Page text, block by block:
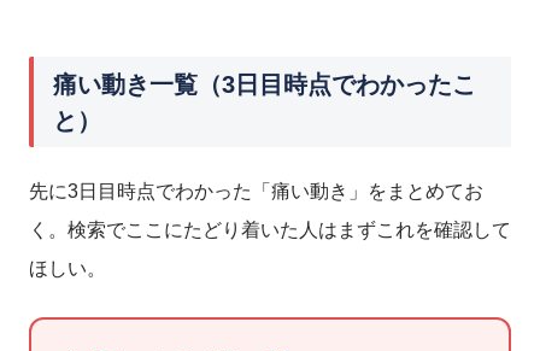
痛い動き一覧（3日目時点でわかったこ
と）
先に3日目時点でわかった「痛い動き」をまとめてお
く。検索でここにたどり着いた人はまずこれを確認して
ほしい。